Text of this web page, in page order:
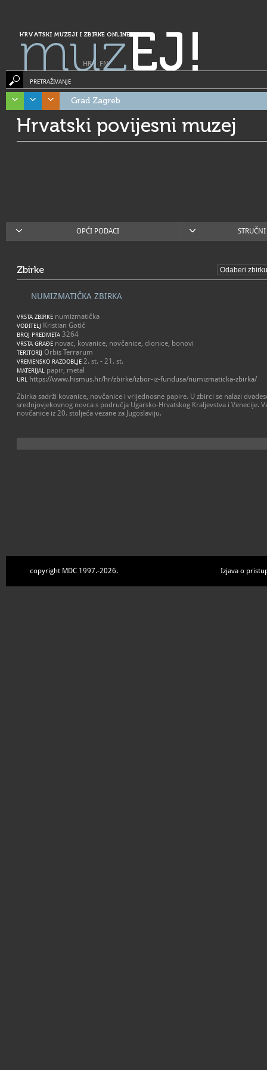
HRVATSKI MUZEJI I ZBIRKE ONLINE
muzEJ!
HR| EN
PRETRAŽIVANJE
Grad Zagreb
Hrvatski povijesni muzej
OPĆI PODACI
Zbirke
NUMIZMATIČKA ZBIRKA
VRSTA ZBIRKE numizmatička
VODITELJ Kristian Gotić
BROJ PREDMETA 3264
VRSTA GRAĐE novac, kovanice, novčanice, dionice, bonovi
TERITORIJ Orbis Terrarum
VREMENSKO RAZDOBLJE 2. st. - 21. st.
MATERIJAL papir, metal
URL https://www.hismus.hr/hr/zbirke/izbor-iz-fundusa/numizmaticka-zbirka/
Zbirka sadrži kovanice, novčanice i vrijednosne papire. U zbirci se nalazi
srednjovjekovnog novca s područja Ugarsko-Hrvatskog Kraljevstva i Venecije.
novčanice iz 20. stoljeća vezane za Jugoslaviju.
copyright MDC 1997.-2026. Izjava o